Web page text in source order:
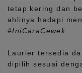
tetap kering dan
ahlinya hadapi
#IniCaraCewek
Laurier tersedia
dipilih sesuai